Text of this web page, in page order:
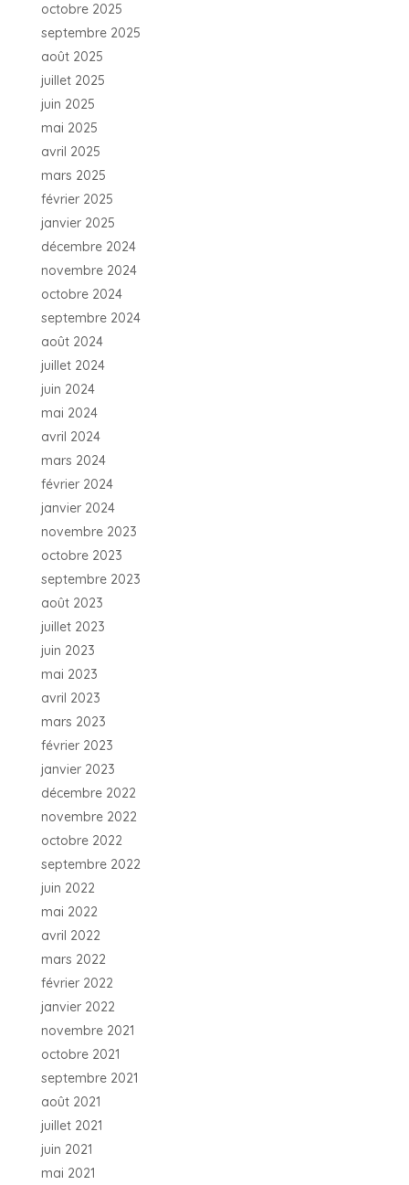
octobre 2025
septembre 2025
août 2025
juillet 2025
juin 2025
mai 2025
avril 2025
mars 2025
février 2025
janvier 2025
décembre 2024
novembre 2024
octobre 2024
septembre 2024
août 2024
juillet 2024
juin 2024
mai 2024
avril 2024
mars 2024
février 2024
janvier 2024
novembre 2023
octobre 2023
septembre 2023
août 2023
juillet 2023
juin 2023
mai 2023
avril 2023
mars 2023
février 2023
janvier 2023
décembre 2022
novembre 2022
octobre 2022
septembre 2022
juin 2022
mai 2022
avril 2022
mars 2022
février 2022
janvier 2022
novembre 2021
octobre 2021
septembre 2021
août 2021
juillet 2021
juin 2021
mai 2021